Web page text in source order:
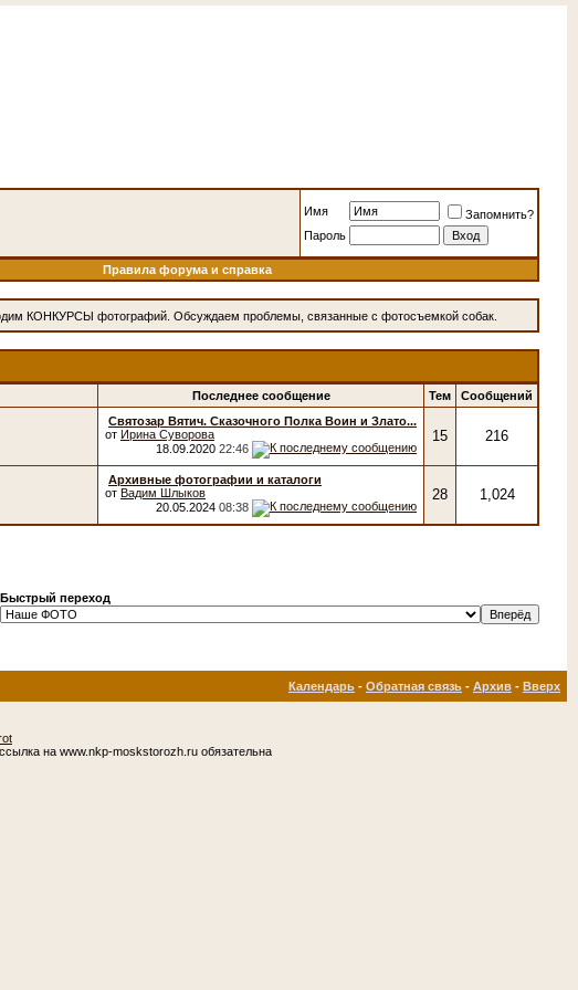
Имя
Запомнить?
Пароль
Правила форума и справка
КОНКУРСЫ фотографий. Обсуждаем проблемы, связанные с фотосъемкой собак.
Последнее сообщение Тем Сообщений
Святозар Вятич. Сказочного Полка Воин и Злато...
от Ирина Суворова
18.09.2020 22:46
15 216
Архивные фотографии и каталоги
от Вадим Шлыков
20.05.2024 08:38
28 1,024
Быстрый переход
Календарь - Обратная связь - Архив - Вверх
на www.nkp-moskstorozh.ru обязательна